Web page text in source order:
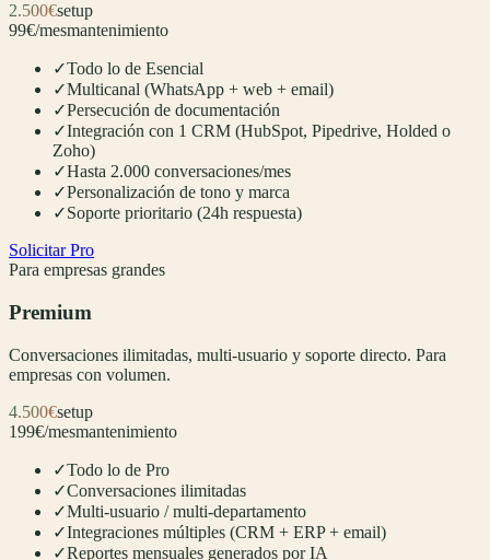
2.500€setup
99€/mesmantenimiento
✓Todo lo de Esencial
✓Multicanal (WhatsApp + web + email)
✓Persecución de documentación
✓Integración con 1 CRM (HubSpot, Pipedrive, Holded o
Zoho)
✓Hasta 2.000 conversaciones/mes
✓Personalización de tono y marca
✓Soporte prioritario (24h respuesta)
Solicitar Pro
Para empresas grandes
Premium
Conversaciones ilimitadas, multi-usuario y soporte directo. Para
empresas con volumen.
4.500€setup
199€/mesmantenimiento
✓Todo lo de Pro
✓Conversaciones ilimitadas
✓Multi-usuario / multi-departamento
✓Integraciones múltiples (CRM + ERP + email)
✓Reportes mensuales generados por IA